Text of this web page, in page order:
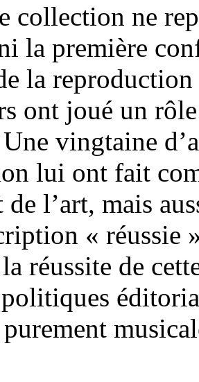
collection ne
la première
la
ont joué un
vingtaine
lui ont fait
de l’art, mais
« réussie
réussite de